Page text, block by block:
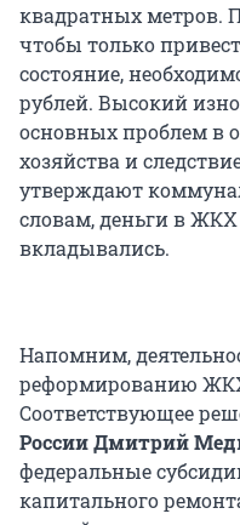
квадратных метров.
чтобы только
состояние,
рублей. Высокий
основных проблем в
хозяйства и
утверждают
словам, деньги в
вкладывались.
Напомним,
реформированию ЖКХ
Соответствующее
России Дмитрий
федеральные
капитального